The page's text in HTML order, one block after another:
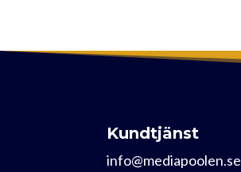
Kundtjänst
info@mediapoolen.se